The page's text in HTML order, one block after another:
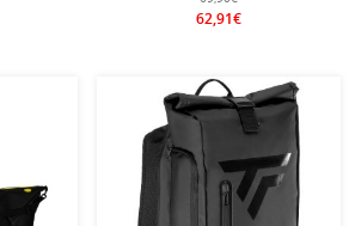
62,91€